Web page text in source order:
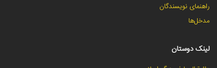
راهنمای نویسندگان
مدخل‌ها
لینک دوستان